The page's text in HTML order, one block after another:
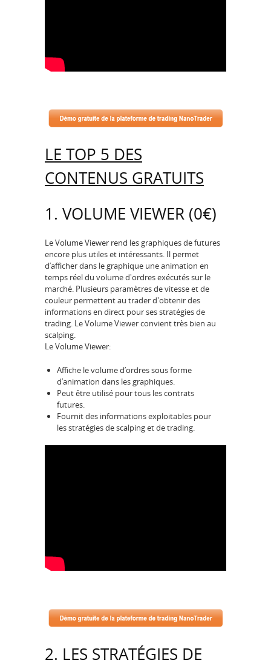
LE TOP 5 DES
CONTENUS GRATUITS
1. VOLUME VIEWER (0€)
Le Volume Viewer rend les graphiques de futures
encore plus utiles et intéressants. Il permet
d’afficher dans le graphique une animation en
temps réel du volume d'ordres exécutés sur le
marché. Plusieurs paramètres de vitesse et de
couleur permettent au trader d'obtenir des
informations en direct pour ses stratégies de
trading. Le Volume Viewer convient très bien au
scalping.
Le Volume Viewer:
Affiche le volume d’ordres sous forme
d’animation dans les graphiques.
Peut être utilisé pour tous les contrats
futures.
Fournit des informations exploitables pour
les stratégies de scalping et de trading.
2. LES STRATÉGIES DE